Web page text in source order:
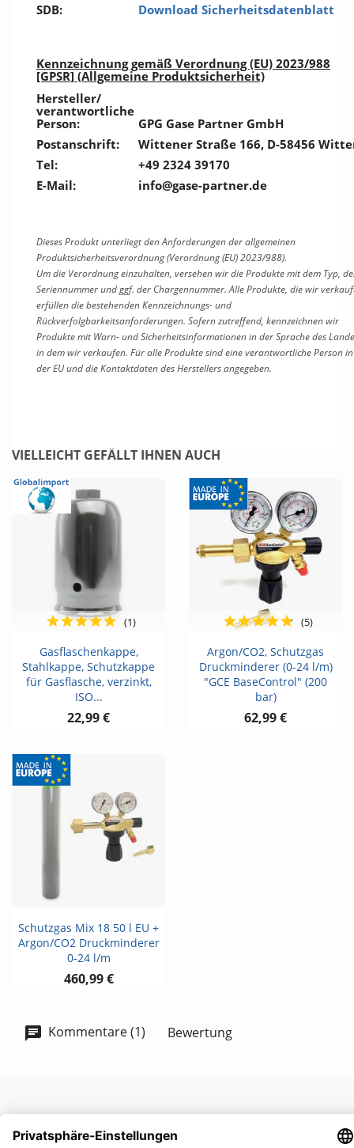
SDB:
Download Sicherheitsdatenblatt
Kennzeichnung gemäß Verordnung (EU) 2023/988
[GPSR] (Allgemeine Produktsicherheit)
Hersteller/
verantwortliche
Person:
GPG Gase Partner GmbH
Postanschrift:
Wittener Straße 166, D-58456
Tel:
+49 2324 39170
E-Mail:
info@gase-partner.de
Dieses Produkt unterliegt den Anforderungen der allgemeinen
Produktsicherheitsverordnung (Verordnung (EU) 2023/988).
Um die Verordnung einzuhalten, versehen wir die Produkte mit dem Typ,
Seriennummer und ggf. der Chargennummer. Alle Produkte, die wir
erfüllen die bestehenden Kennzeichnungs- und
Rückverfolgbarkeitsanforderungen. Sofern zutreffend, kennzeichnen wir
Produkte mit Warn- und Sicherheitsinformationen in der Sprache des
in dem wir verkaufen. Für alle Produkte sind eine verantwortliche Person in
der EU und die Kontaktdaten des Herstellers angegeben.
VIELLEICHT GEFÄLLT IHNEN AUCH
Gasflaschenkappe,
Stahlkappe, Schutzkappe
für Gasflasche, verzinkt,
ISO...
22,99 €
(1)
Argon/CO2, Schutzgas
Druckminderer (0-24 l/m)
"GCE BaseControl" (200
bar)
62,99 €
(5)
Schutzgas Mix 18 50 l EU +
Argon/CO2 Druckminderer
0-24 l/m
460,99 €
Kommentare (1) Bewertung
UNTERNEHMEN